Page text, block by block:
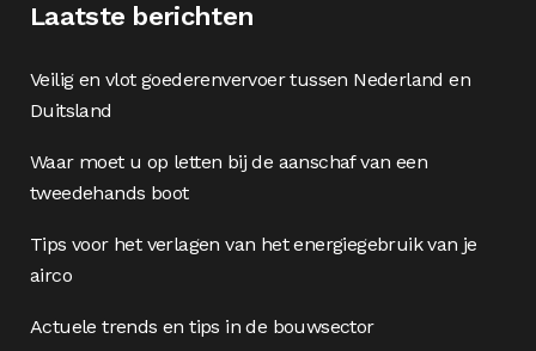
Laatste berichten
Veilig en vlot goederenvervoer tussen Nederland en
Duitsland
Waar moet u op letten bij de aanschaf van een
tweedehands boot
Tips voor het verlagen van het energiegebruik van je
airco
Actuele trends en tips in de bouwsector